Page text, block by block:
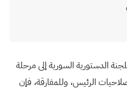
الدستورية السورية إلى مرحلة
الرئيس، وللمفارقة، فإن